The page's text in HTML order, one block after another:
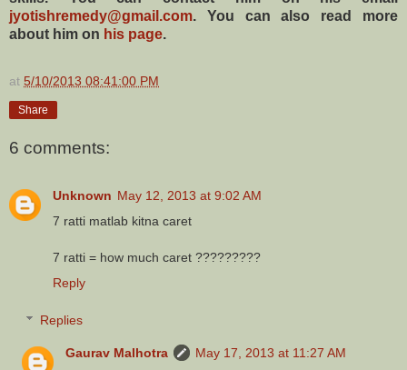
jyotishremedy@gmail.com. You can also read more
about him on his page.
at 5/10/2013 08:41:00 PM
Share
6 comments:
Unknown May 12, 2013 at 9:02 AM
7 ratti matlab kitna caret
7 ratti = how much caret ?????????
Reply
Replies
Gaurav Malhotra
May 17, 2013 at 11:27 AM